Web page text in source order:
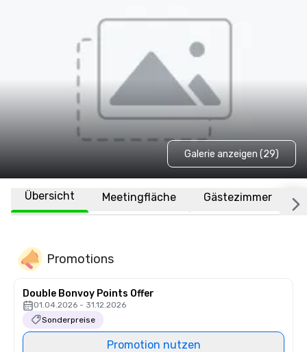
Galerie anzeigen (29)
Übersicht Meetingfläche Gästezimmer
Promotions
Double Bonvoy Points Offer
01.04.2026 - 31.12.2026
Sonderpreise
Promotion nutzen